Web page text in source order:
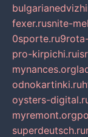
fexer.rusnite-
0sporte.ru
pro-kirpichi.ru
mynances.org
odnokartinki.ru
oysters-
myremont.org
superdeutsch.ru